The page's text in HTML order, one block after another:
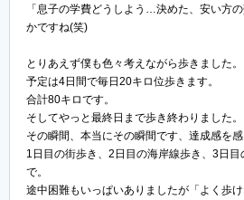
「息子の学費どうしよう…決めた、安い方
かですね(笑)
とりあえず僕も色々考えながら歩きました。
予定は4日間で毎日20キロ位歩きます。
合計80キロです。
そしてやっと最終日まで歩き終わりました。
その瞬間、本当にその瞬間です、達成感を感
1日目の街歩き、2日目の海岸線歩き、3日目
で。
途中困難もいっぱいありましたが「よく歩